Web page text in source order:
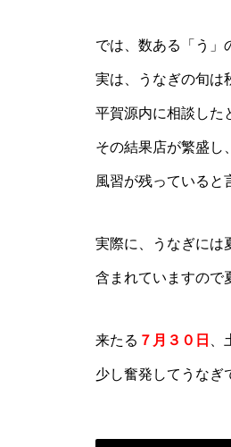
では、数ある「う」
実は、うなぎの旬は
平賀源内に相談した
その結果店が繁盛し
風習が残っていると
実際に、うなぎには
含まれていますので
来たる ７月３０日
少し奮発してうなぎ